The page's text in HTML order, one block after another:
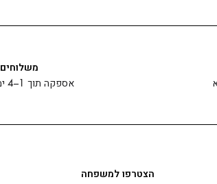
משלוחים
אספקה תוך 1–4 ימי עסקים
הצטרפו למשפחה